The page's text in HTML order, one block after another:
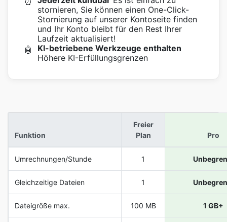
stornieren, Sie können einen One-Click-
Stornierung auf unserer Kontoseite finden
und Ihr Konto bleibt für den Rest Ihrer
Laufzeit aktualisiert!
🤖
KI-betriebene Werkzeuge enthalten
Höhere KI-Erfüllungsgrenzen
Funktion
Freier
Plan
Pro
Umrechnungen/Stunde 1
Gleichzeitige Dateien 1
Dateigröße max. 100 MB 1 GB+